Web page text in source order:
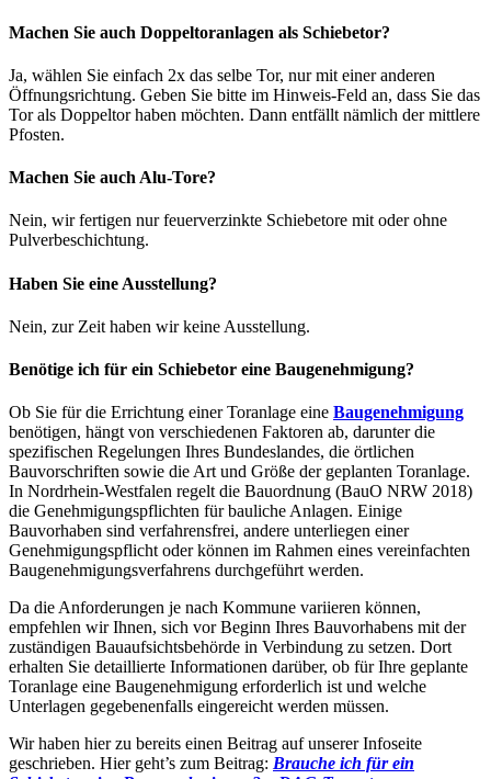
Machen Sie auch Doppeltoranlagen als Schiebetor?
Ja, wählen Sie einfach 2x das selbe Tor, nur mit einer anderen
Öffnungsrichtung. Geben Sie bitte im Hinweis-Feld an, dass Sie das
Tor als Doppeltor haben möchten. Dann entfällt nämlich der mittlere
Pfosten.
Machen Sie auch Alu-Tore?
Nein, wir fertigen nur feuerverzinkte Schiebetore mit oder ohne
Pulverbeschichtung.
Haben Sie eine Ausstellung?
Nein, zur Zeit haben wir keine Ausstellung.
Benötige ich für ein Schiebetor eine Baugenehmigung?
Ob Sie für die Errichtung einer Toranlage eine Baugenehmigung
benötigen, hängt von verschiedenen Faktoren ab, darunter die
spezifischen Regelungen Ihres Bundeslandes, die örtlichen
Bauvorschriften sowie die Art und Größe der geplanten Toranlage.
In Nordrhein-Westfalen regelt die Bauordnung (BauO NRW 2018)
die Genehmigungspflichten für bauliche Anlagen. Einige
Bauvorhaben sind verfahrensfrei, andere unterliegen einer
Genehmigungspflicht oder können im Rahmen eines vereinfachten
Baugenehmigungsverfahrens durchgeführt werden.
Da die Anforderungen je nach Kommune variieren können,
empfehlen wir Ihnen, sich vor Beginn Ihres Bauvorhabens mit der
zuständigen Bauaufsichtsbehörde in Verbindung zu setzen. Dort
erhalten Sie detaillierte Informationen darüber, ob für Ihre geplante
Toranlage eine Baugenehmigung erforderlich ist und welche
Unterlagen gegebenenfalls eingereicht werden müssen.
Wir haben hier zu bereits einen Beitrag auf unserer Infoseite
geschrieben. Hier geht’s zum Beitrag: Brauche ich für ein